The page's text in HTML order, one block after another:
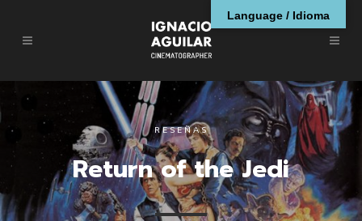
RESEÑAS
Return of the Jedi
Language / Idioma